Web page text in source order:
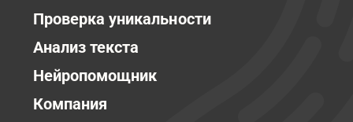
Проверка уникальности
Анализ текста
Нейропомощник
Компания